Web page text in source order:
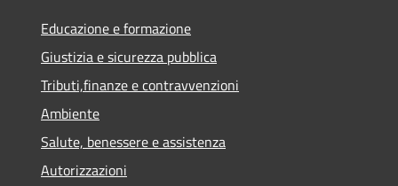
Educazione e formazione
Giustizia e sicurezza pubblica
Tributi,finanze e contravvenzioni
Ambiente
Salute, benessere e assistenza
Autorizzazioni